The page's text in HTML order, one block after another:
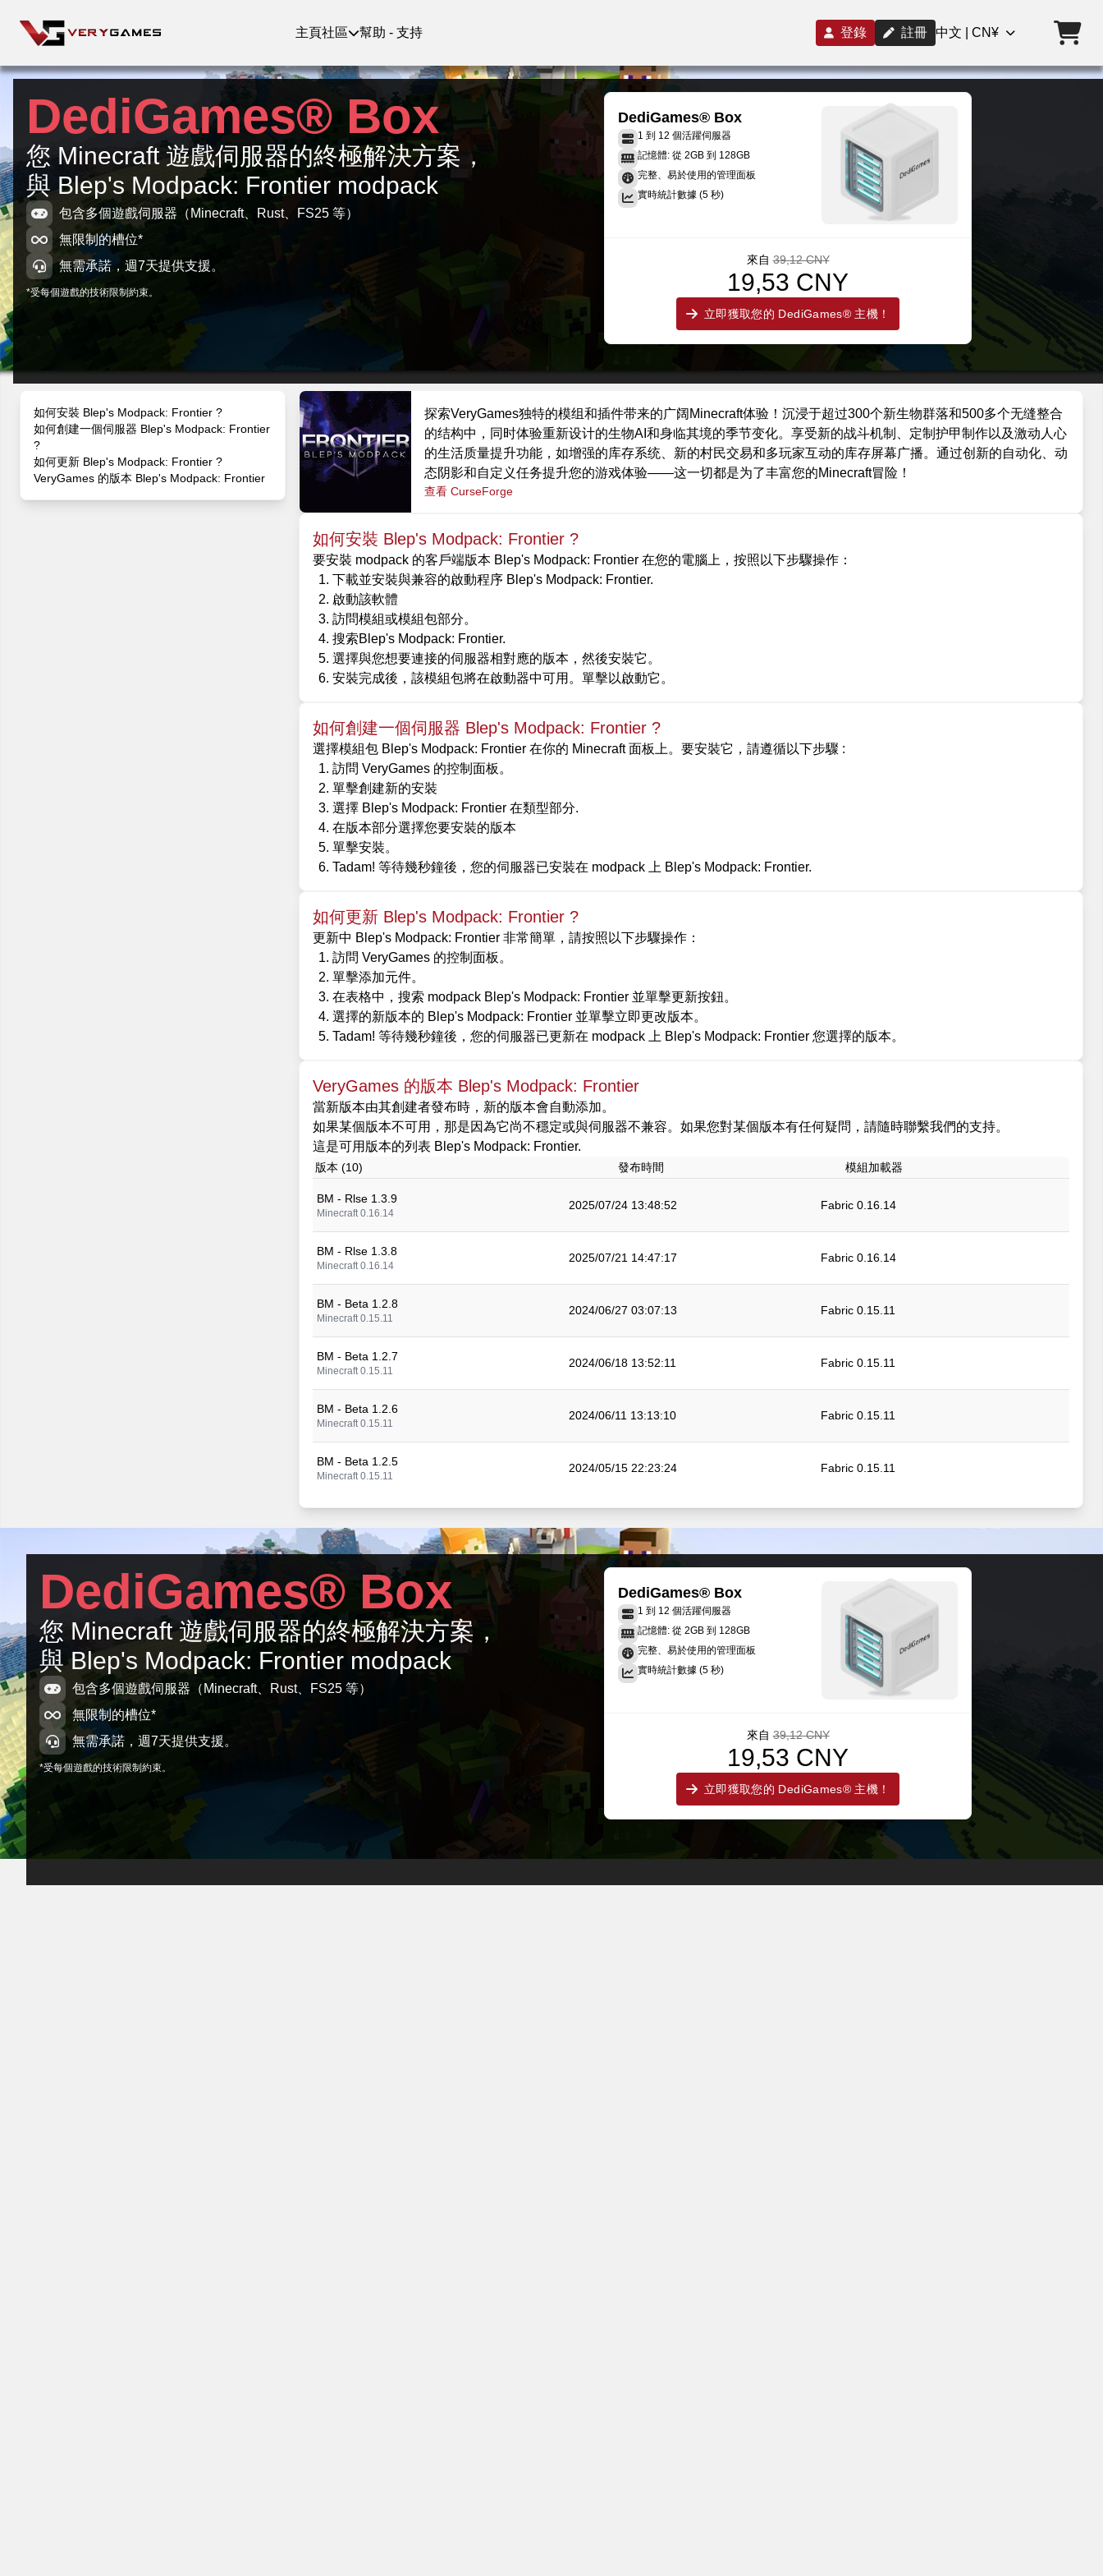
主頁社區 幫助 - 支持 登錄 註冊 中文 | CN¥
DediGames® Box
您 Minecraft 遊戲伺服器的終極解決方案，
與 Blep's Modpack: Frontier modpack
包含多個遊戲伺服器（Minecraft、Rust、FS25 等）
無限制的槽位*
無需承諾，週7天提供支援。
*受每個遊戲的技術限制約束。
DediGames® Box
1 到 12 個活躍伺服器
記憶體: 從 2GB 到 128GB
完整、易於使用的管理面板
實時統計數據 (5 秒)
來自 39,12 CNY
19,53 CNY
立即獲取您的 DediGames® 主機！
如何安裝 Blep's Modpack: Frontier ?
如何創建一個伺服器 Blep's Modpack: Frontier
?
如何更新 Blep's Modpack: Frontier ?
VeryGames 的版本 Blep's Modpack: Frontier
探索VeryGames独特的模组和插件带来的广阔Minecraft体验！沉浸于超过300个新生物群落和500多个无缝整合
的结构中，同时体验重新设计的生物AI和身临其境的季节变化。享受新的战斗机制、定制护甲制作以及激动人心
的生活质量提升功能，如增强的库存系统、新的村民交易和多玩家互动的库存屏幕广播。通过创新的自动化、动
态阴影和自定义任务提升您的游戏体验——这一切都是为了丰富您的Minecraft冒险！
查看 CurseForge
如何安裝 Blep's Modpack: Frontier ?
要安裝 modpack 的客戶端版本 Blep's Modpack: Frontier 在您的電腦上，按照以下步驟操作：
下載並安裝與兼容的啟動程序 Blep's Modpack: Frontier.
啟動該軟體
訪問模組或模組包部分。
搜索Blep's Modpack: Frontier.
選擇與您想要連接的伺服器相對應的版本，然後安裝它。
安裝完成後，該模組包將在啟動器中可用。單擊以啟動它。
如何創建一個伺服器 Blep's Modpack: Frontier ?
選擇模組包 Blep's Modpack: Frontier 在你的 Minecraft 面板上。要安裝它，請遵循以下步驟 :
訪問 VeryGames 的控制面板。
單擊創建新的安裝
選擇 Blep's Modpack: Frontier 在類型部分.
在版本部分選擇您要安裝的版本
單擊安裝。
Tadam! 等待幾秒鐘後，您的伺服器已安裝在 modpack 上 Blep's Modpack: Frontier.
如何更新 Blep's Modpack: Frontier ?
更新中 Blep's Modpack: Frontier 非常簡單，請按照以下步驟操作：
訪問 VeryGames 的控制面板。
單擊添加元件。
在表格中，搜索 modpack Blep's Modpack: Frontier 並單擊更新按鈕。
選擇的新版本的 Blep's Modpack: Frontier 並單擊立即更改版本。
Tadam! 等待幾秒鐘後，您的伺服器已更新在 modpack 上 Blep's Modpack: Frontier 您選擇的版本。
VeryGames 的版本 Blep's Modpack: Frontier
當新版本由其創建者發布時，新的版本會自動添加。
如果某個版本不可用，那是因為它尚不穩定或與伺服器不兼容。如果您對某個版本有任何疑問，請隨時聯繫我們的支持。
這是可用版本的列表 Blep's Modpack: Frontier.
版本 (10) 發布時間 模組加載器
BM - Rlse 1.3.9
Minecraft 0.16.14
2025/07/24 13:48:52 Fabric 0.16.14
BM - Rlse 1.3.8
Minecraft 0.16.14
2025/07/21 14:47:17 Fabric 0.16.14
BM - Beta 1.2.8
Minecraft 0.15.11
2024/06/27 03:07:13 Fabric 0.15.11
BM - Beta 1.2.7
Minecraft 0.15.11
2024/06/18 13:52:11 Fabric 0.15.11
BM - Beta 1.2.6
Minecraft 0.15.11
2024/06/11 13:13:10 Fabric 0.15.11
BM - Beta 1.2.5
Minecraft 0.15.11
2024/05/15 22:23:24 Fabric 0.15.11
Minecraft 0.15.7
BM - Beta 1.2.2
Minecraft 0.15.7
2024/04/26 06:16:47
BM - Beta 1.2.1
Minecraft 0.15.7
2024/04/21 04:11:27 Fabric 0.15.7
BM - Beta 1.2.0
Minecraft 0.15.7
2024/04/16 02:48:57 Fabric 0.15.7
DediGames® Box
您 Minecraft 遊戲伺服器的終極解決方案，
與 Blep's Modpack: Frontier modpack
包含多個遊戲伺服器（Minecraft、Rust、FS25 等）
無限制的槽位*
無需承諾，週7天提供支援。
*受每個遊戲的技術限制約束。
DediGames® Box
1 到 12 個活躍伺服器
記憶體: 從 2GB 到 128GB
完整、易於使用的管理面板
實時統計數據 (5 秒)
來自 39,12 CNY
19,53 CNY
立即獲取您的 DediGames® 主機！